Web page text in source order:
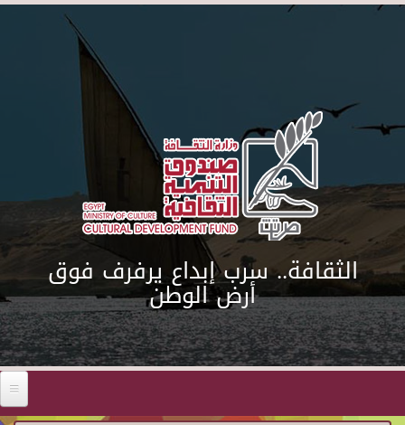
Skip to main content
الثقافة.. سرب إبداع يرفرف فوق
أرض الوطن